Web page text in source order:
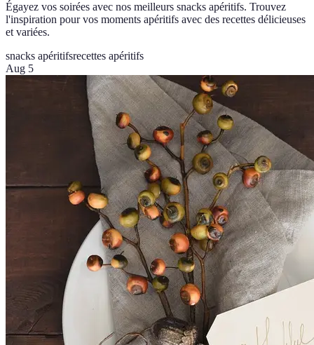
Égayez vos soirées avec nos meilleurs snacks apéritifs. Trouvez
l'inspiration pour vos moments apéritifs avec des recettes délicieuses
et variées.
snacks apéritifsrecettes apéritifs
Aug 5